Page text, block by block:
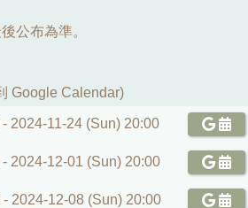
公布為準。
Google Calendar)
- 2024-11-24 (Sun) 20:00
- 2024-12-01 (Sun) 20:00
- 2024-12-08 (Sun) 20:00